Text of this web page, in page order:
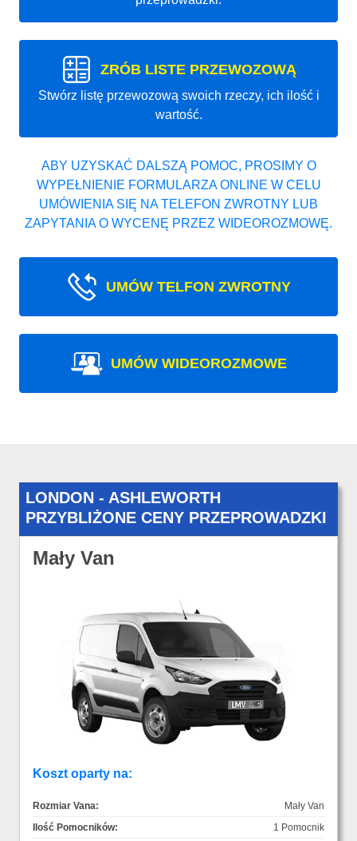
ZRÓB LISTE PRZEWOZOWĄ
Stwórz listę przewozową swoich rzeczy, ich ilość i
wartość.
ABY UZYSKAĆ DALSZĄ POMOC, PROSIMY O
WYPEŁNIENIE FORMULARZA ONLINE W CELU
UMÓWIENIA SIĘ NA TELEFON ZWROTNY LUB
ZAPYTANIA O WYCENĘ PRZEZ WIDEOROZMOWĘ.
UMÓW TELFON ZWROTNY
UMÓW WIDEOROZMOWE
LONDON - ASHLEWORTH
PRZYBLIŻONE CENY PRZEPROWADZKI
Mały Van
Koszt oparty na:
Rozmiar Vana:
Mały Van
Ilość Pomocników:
1 Pomocnik